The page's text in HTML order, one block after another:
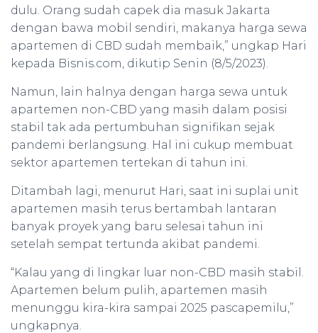
dulu. Orang sudah capek dia masuk Jakarta
dengan bawa mobil sendiri, makanya harga sewa
apartemen di CBD sudah membaik,” ungkap Hari
kepada Bisnis.com, dikutip Senin (8/5/2023).
Namun, lain halnya dengan harga sewa untuk
apartemen non-CBD yang masih dalam posisi
stabil tak ada pertumbuhan signifikan sejak
pandemi berlangsung. Hal ini cukup membuat
sektor apartemen tertekan di tahun ini.
Ditambah lagi, menurut Hari, saat ini suplai unit
apartemen masih terus bertambah lantaran
banyak proyek yang baru selesai tahun ini
setelah sempat tertunda akibat pandemi.
“Kalau yang di lingkar luar non-CBD masih stabil.
Apartemen belum pulih, apartemen masih
menunggu kira-kira sampai 2025 pascapemilu,”
ungkapnya.